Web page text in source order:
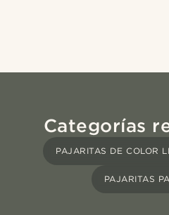
Categorías
PAJARITAS DE COLOR
PAJARITAS